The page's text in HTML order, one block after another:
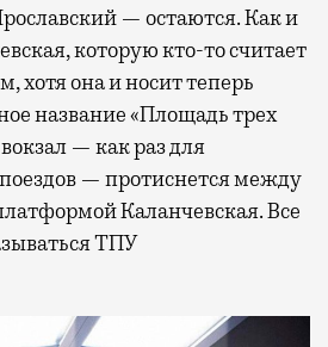
— остаются. Как и
которую кто-то считает
хотя она и носит теперь
название «Площадь трех
— как раз для
— протиснется между
Каланчевская. Все
ТПУ